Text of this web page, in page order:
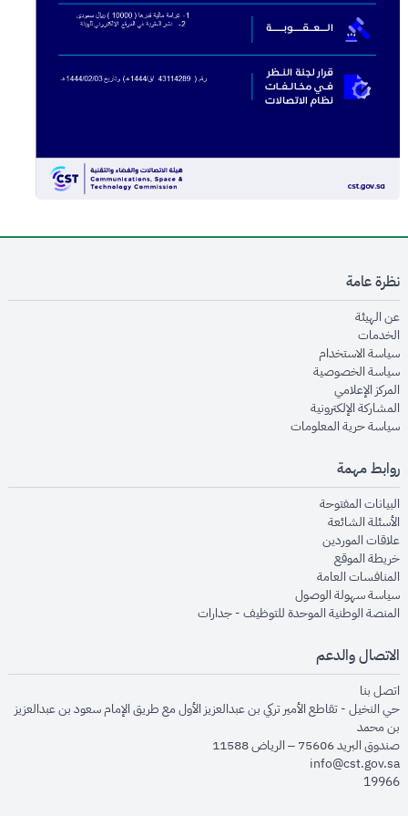
نظرة عامة
عن الهيئةopens in new window
الخدماتopens in new window
سياسة الاستخدام
سياسة الخصوصيةopens in new window
المركز الإعلاميopens in new window
المشاركة الإلكترونيةopens in new window
سياسة حرية المعلوماتopens in new window
روابط مهمة
البيانات المفتوحةopens in new window
الأسئلة الشائعةopens in new window
علاقات الموردينopens in new window
خريطة الموقعopens in new window
المنافسات العامةopens in new window
سياسة سهولة الوصولopens in new window
المنصة الوطنية الموحدة للتوظيف - جداراتopens in new window
الاتصال والدعم
اتصل بنا
حي النخيل - تقاطع الأمير تركي بن عبدالعزيز الأول مع طريق الإمام سعود بن عبدالعزيز
بن محمد
صندوق البريد 75606 – الرياض 11588
info@cst.gov.sa
19966